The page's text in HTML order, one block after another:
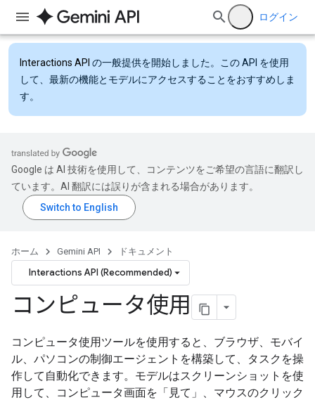
ログイン
Interactions API の一般提供を開始しました。この API を使用
して、最新の機能とモデルにアクセスすることをおすすめしま
す。
Google は AI 技術を使用して、コンテンツをご希望の言語に翻訳し
ています。AI 翻訳には誤りが含まれる場合があります。
ホーム Gemini API ドキュメント
Interactions API (Recommended)
コンピュータ使用
コンピュータ使用ツールを使用すると、ブラウザ、モバイ
ル、パソコンの制御エージェントを構築して、タスクを操
作して自動化できます。モデルはスクリーンショットを使
用して、コンピュータ画面を「見て」、マウスのクリック